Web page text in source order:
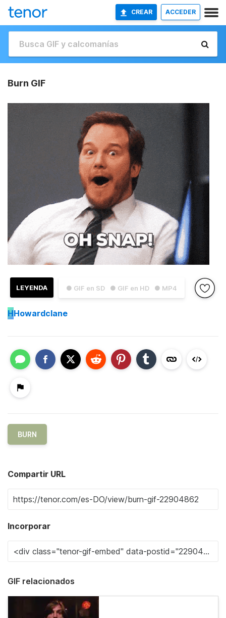
CREAR ACCEDER
Burn GIF
● GIF en SD ● GIF en HD ● MP4
LEYENDA
HHowardclane
BURN
Compartir URL
Incorporar
GIF relacionados